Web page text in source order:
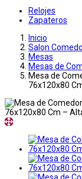
Relojes
Zapateros
Inicio
Salon
Mesas
Mesas de
Mesa de
76x120x80